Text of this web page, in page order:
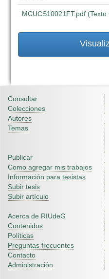
MCUCS10021FT.pdf (Texto
Consultar
Colecciones
Autores
Temas
Publicar
Como agregar mis trabajos
Información para tesistas
Subir tesis
Subir artículo
Acerca de RIUdeG
Contenidos
Políticas
Preguntas frecuentes
Contacto
Administración